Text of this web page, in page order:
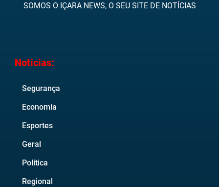
SOMOS O IÇARA NEWS, O SEU SITE DE NOTÍCIAS
Noticias:
Segurança
Economia
Esportes
Geral
Política
Regional